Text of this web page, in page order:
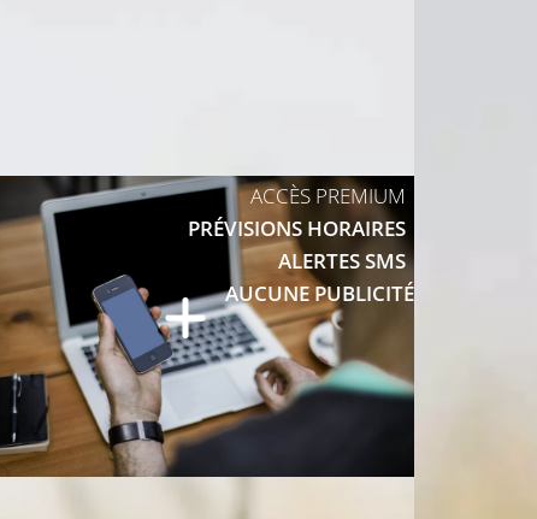
8°C
10°C
9°C
ACCÈS PREMIUM
PRÉVISIONS HORAIRES
ALERTES SMS
AUCUNE PUBLICITÉ